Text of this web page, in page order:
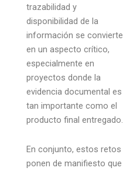
trazabilidad y
disponibilidad de la
información se convierte
en un aspecto crítico,
especialmente en
proyectos donde la
evidencia documental es
tan importante como el
producto final entregado.
En conjunto, estos retos
ponen de manifiesto que